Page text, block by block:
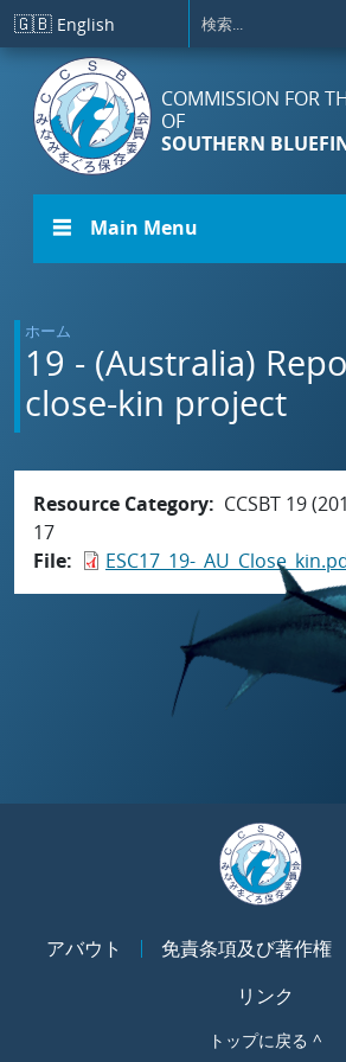
メインコンテンツに移動
🇬🇧 English
COMMISSION FOR
OF
SOUTHERN
☰ Main Menu
ホーム
19 - (Australia)
close-kin project
Resource Category
CCSBT 19
17
File
ESC17_19-
アバウト 免責条項及び著作権
リンク
トップに戻る ^